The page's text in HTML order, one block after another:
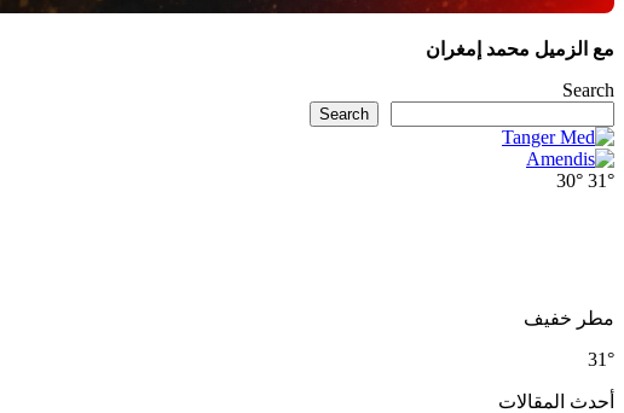
مع الزميل محمد إمغران
Search
Search
31°
30°
مطر خفيف
31°
أحدث المقالات